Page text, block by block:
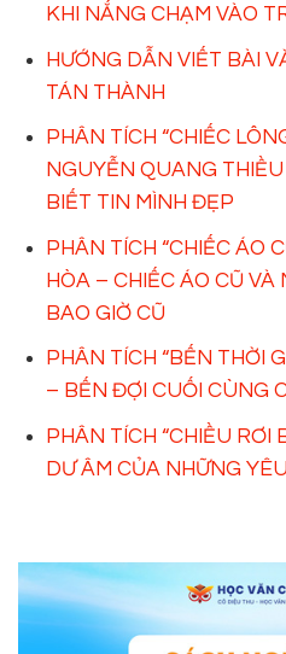
KHI NẮNG CHẠM VÀO
HƯỚNG DẪN VIẾT BÀI
TÁN THÀNH
PHÂN TÍCH “CHIẾC
NGUYỄN QUANG
BIẾT TIN MÌNH ĐẸP
PHÂN TÍCH “CHIẾC ÁO
HÒA – CHIẾC ÁO CŨ
BAO GIỜ CŨ
PHÂN TÍCH “BẾN THỜI
– BẾN ĐỢI CUỐI CÙNG
PHÂN TÍCH “CHIỀU RƠI
DƯ ÂM CỦA NHỮNG